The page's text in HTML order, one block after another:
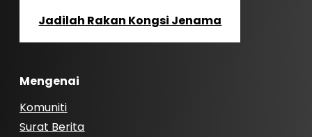
Jadilah Rakan Kongsi Jenama
Mengenai
Komuniti
Surat Berita